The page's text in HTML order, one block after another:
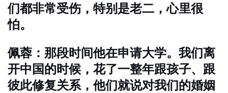
们都非常受伤，特别是老二，心里很
怕。
佩蓉：那段时间他在申请大学。我们离
开中国的时候，花了一整年跟孩子、跟
彼此修复关系，他们就说对我们的婚姻